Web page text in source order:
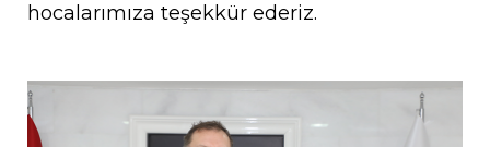
hocalarımıza teşekkür ederiz.